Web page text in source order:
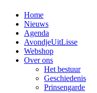
Home
Nieuws
Agenda
AvondjeUitLisse
Webshop
Over ons
Het bestuur
Geschiedenis
Prinsengarde